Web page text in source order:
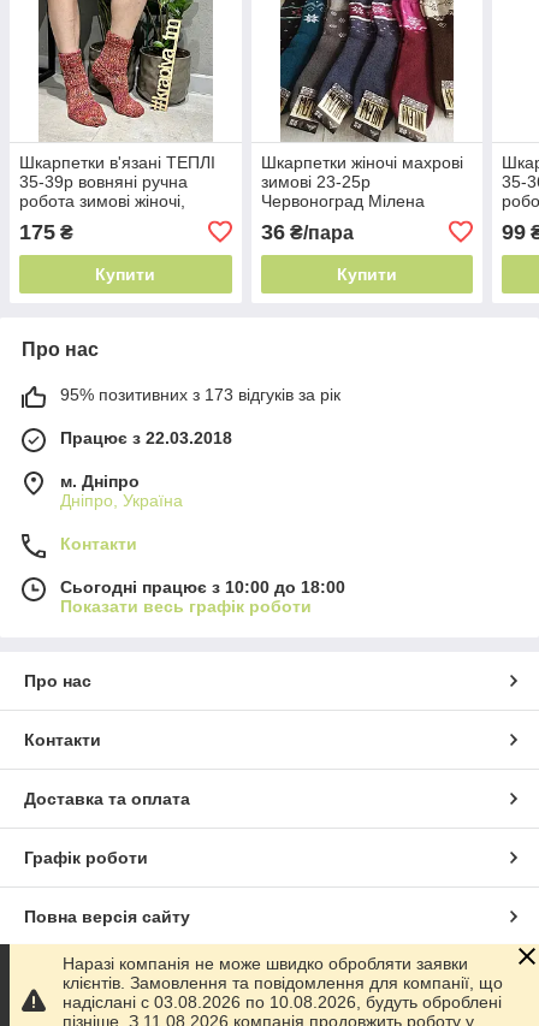
Шкарпетки в'язані ТЕПЛІ
35-39р вовняні ручна
робота зимові жіночі,
чоловічі, дитячі шерстяні,
на подарунок
175 ₴
Купити
Шкарпетки жіночі махрові
зимові 23-25р
Червоноград Мілена
36₴/пара
Купити
35-
на
99
Про нас
95% позитивних з 173 відгуків за рік
Працює з 22.03.2018
м. Дніпро
Дніпро, Україна
Контакти
Сьогодні працює з 10:00 до 18:00
Показати весь графік роботи
Про нас
Контакти
Доставка та оплата
Графік роботи
Повна версія сайту
Сайт створено на маркетплейсіProm.ua
Наразі компанія не може швидко обробляти заявки
клієнтів. Замовлення та повідомлення для компанії, що
надіслані с 03.08.2026 по 10.08.2026, будуть оброблені
пізніше. З 11.08.2026 компанія продовжить роботу у